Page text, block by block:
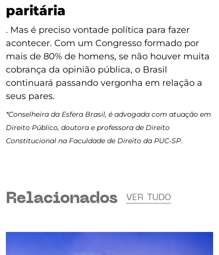
paritária
. Mas é preciso vontade política para fazer
acontecer. Com um Congresso formado por
mais de 80% de homens, se não houver muita
cobrança da opinião pública, o Brasil
continuará passando vergonha em relação a
seus pares.
*Conselheira da Esfera Brasil, é advogada com atuação em
Direito Público, doutora e professora de Direito
Constitucional na Faculdade de Direito da PUC-SP.
Relacionados VER TUDO